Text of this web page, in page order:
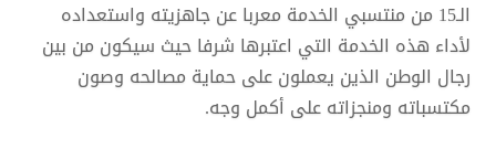
الـ15 من منتسبي الخدمة معربا عن جاهزيته واستعداده
لأداء هذه الخدمة التي اعتبرها شرفا حيث سيكون من بين
رجال الوطن الذين يعملون على حماية مصالحه وصون
مكتسباته ومنجزاته على أكمل وجه.